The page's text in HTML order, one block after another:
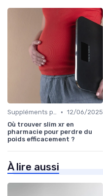
Suppléments pour la perte de poids • 12/06/2025
Où trouver slim xr en
pharmacie pour perdre du
poids efficacement ?
À lire aussi